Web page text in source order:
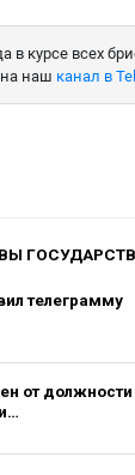
в курсе всех
наш канал в
телеграмму
от должности